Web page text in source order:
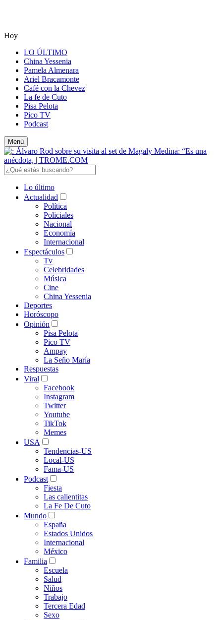
Hoy
LO ÚLTIMO
China Yessenia
Pamela Almenara
Ariel Bracamonte
Café con la Chevez
La fe de Cuto
Pisa Pelota
Pico TV
Podcast
Menú
Lo último
Actualidad
Política
Policiales
Nacional
Economía
Internacional
Espectáculos
Tv
Celebridades
Música
Cine
China Yessenia
Deportes
Horóscopo
Opinión
Pisa Pelota
Pico TV
Ampay
La Seño María
Respuestas
Viral
Facebook
Instagram
Twitter
Youtube
TikTok
Memes
USA
Tendencias-US
Local-US
Fama-US
Podcast
Fiesta
Las calientitas
La Fe De Cuto
Mundo
España
Estados Unidos
Internacional
México
Familia
Escuela
Salud
Niños
Trabajo
Tercera Edad
Sexo